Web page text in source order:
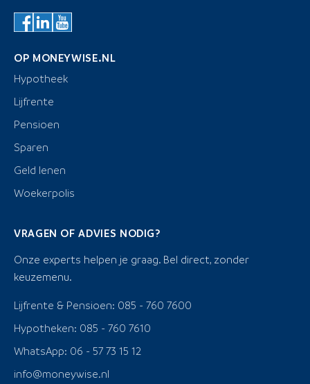
OP MONEYWISE.NL
Hypotheek
Lijfrente
Pensioen
Sparen
Geld lenen
Woekerpolis
VRAGEN OF ADVIES NODIG?
Onze experts helpen je graag. Bel direct, zonder
keuzemenu.
Lijfrente & Pensioen: 085 - 760 7600
Hypotheken: 085 - 760 7610
WhatsApp: 06 - 57 73 15 12
info@moneywise.nl